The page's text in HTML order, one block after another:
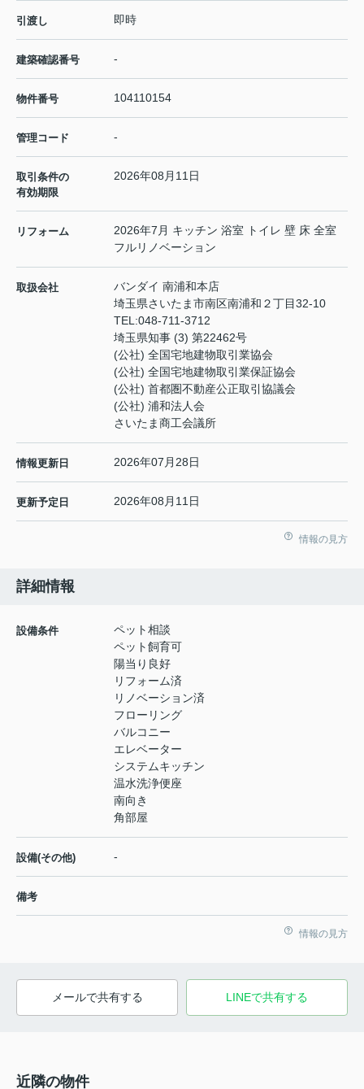
引渡し 即時
建築確認番号 -
物件番号 104110154
管理コード -
取引条件の
有効期限
2026年08月11日
リフォーム
2026年7月 キッチン 浴室 トイレ 壁 床 全室
フルリノベーション
取扱会社
バンダイ 南浦和本店
埼玉県さいたま市南区南浦和２丁目32-10
TEL:048-711-3712
埼玉県知事 (3) 第22462号
(公社) 全国宅地建物取引業協会
(公社) 全国宅地建物取引業保証協会
(公社) 首都圏不動産公正取引協議会
(公社) 浦和法人会
さいたま商工会議所
情報更新日 2026年07月28日
更新予定日 2026年08月11日
情報の見方
詳細情報
設備条件
ペット相談
ペット飼育可
陽当り良好
リフォーム済
リノベーション済
フローリング
バルコニー
エレベーター
システムキッチン
温水洗浄便座
南向き
角部屋
設備(その他) -
備考
情報の見方
メールで共有する LINEで共有する
近隣の物件